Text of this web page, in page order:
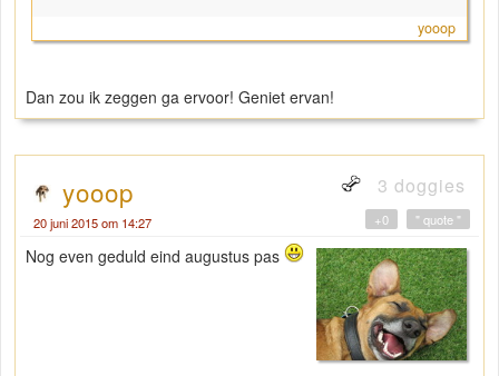
yooop
Dan zou ik zeggen ga ervoor! Geniet ervan!
yooop 3 doggies
20 juni 2015 om 14:27 " quote "
+0
Nog even geduld eind augustus pas